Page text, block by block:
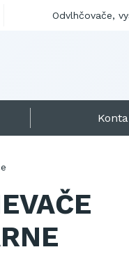
Odvlhčovače,